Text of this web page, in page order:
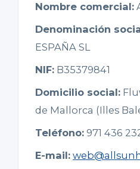
Nombre comercial:
Denominación
ESPAÑA SL
NIF: B35379841
Domicilio social:
de Mallorca (Illes
Teléfono: 971 436
E-mail: